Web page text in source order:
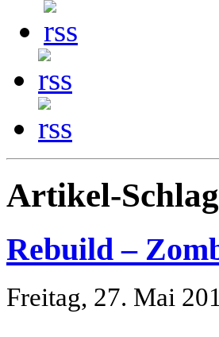
Artikel-
Rebuild –
Freitag, 27. Mai